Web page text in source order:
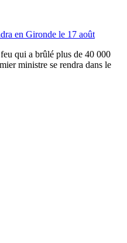
en Gironde le 17 août
qui a brûlé plus de 40 000
ministre se rendra dans le